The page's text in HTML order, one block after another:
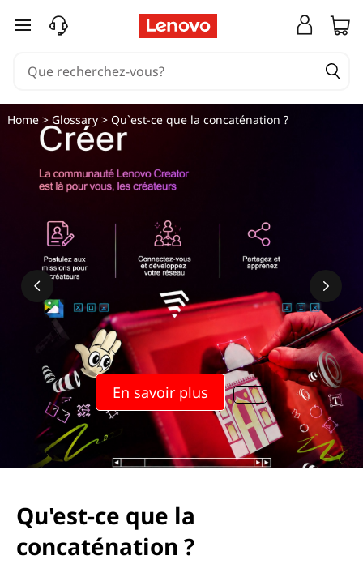
passer au contenu principal
En savoir plus
Home> Glossary> Qu`est-ce que la concaténation ?
Qu'est-ce que la
concaténation ?